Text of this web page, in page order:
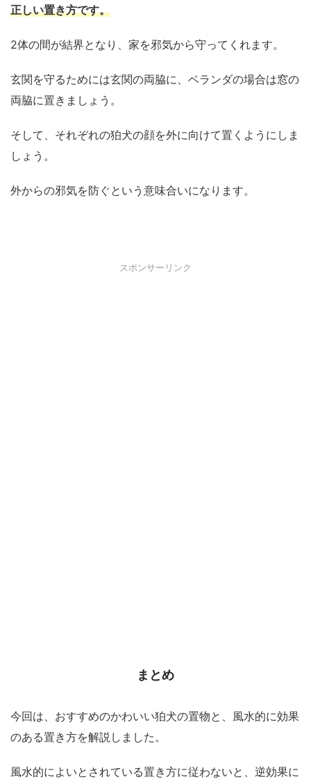
正しい置き方です。
2体の間が結界となり、家を邪気から守ってくれます。
玄関を守るためには玄関の両脇に、ベランダの場合は窓の
両脇に置きましょう。
そして、それぞれの狛犬の顔を外に向けて置くようにしま
しょう。
外からの邪気を防ぐという意味合いになります。
スポンサーリンク
まとめ
今回は、おすすめのかわいい狛犬の置物と、風水的に効果
のある置き方を解説しました。
風水的によいとされている置き方に従わないと、逆効果に